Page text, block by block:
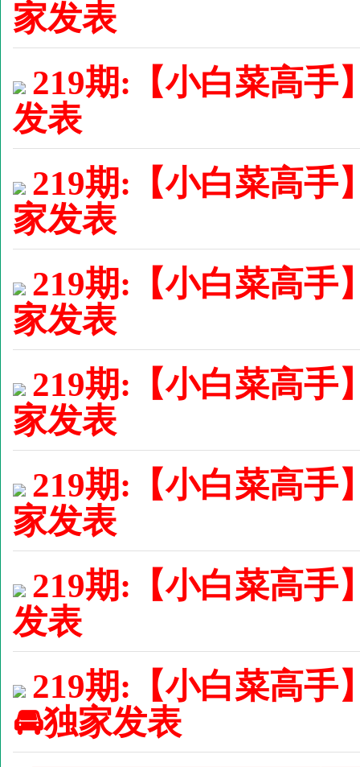
家发表
219期:【小白菜高手
发表
219期:【小白菜高手
家发表
219期:【小白菜高手
家发表
219期:【小白菜高手
家发表
219期:【小白菜高手
家发表
219期:【小白菜高手
发表
219期:【小白菜高
🚘独家发表